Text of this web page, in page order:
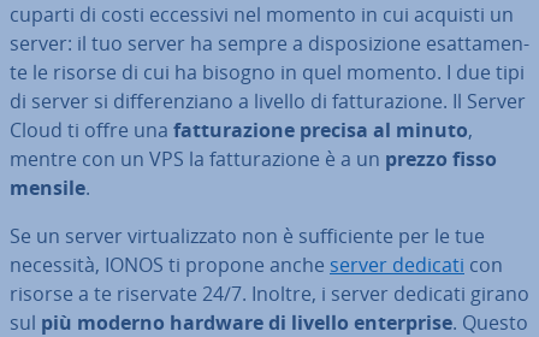
cu­par­ti di costi eccessivi nel momento in cui acquisti un
server: il tuo server ha sempre a di­spo­si­zio­ne esat­ta­men­
te le risorse di cui ha bisogno in quel momento. I due tipi
di server si dif­fe­ren­zia­no a livello di fat­tu­ra­zio­ne. Il Server
Cloud ti offre una fat­tu­ra­zio­ne precisa al minuto,
mentre con un VPS la fat­tu­ra­zio­ne è a un prezzo fisso
mensile.
Se un server vir­tua­liz­za­to non è suf­fi­cien­te per le tue
necessità, IONOS ti propone anche server dedicati con
risorse a te riservate 24/7. Inoltre, i server dedicati girano
sul più moderno hardware di livello en­ter­pri­se. Questo